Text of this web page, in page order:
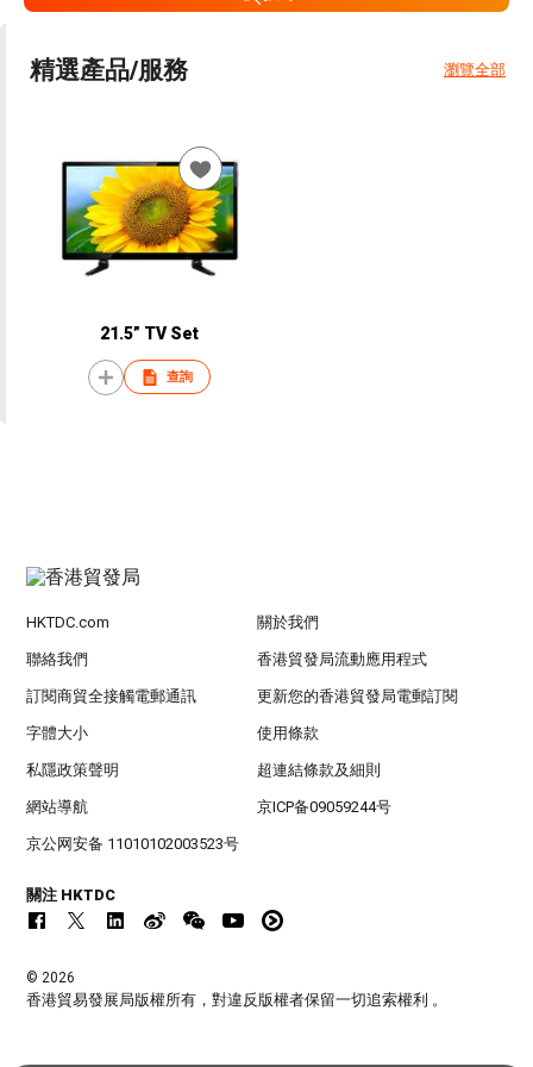
精選產品/服務 瀏覽全部
21.5” TV Set
查詢
HKTDC.com 關於我們
聯絡我們 香港貿發局流動應用程式
訂閱商貿全接觸電郵通訊 更新您的香港貿發局電郵訂閱
字體大小 使用條款
私隱政策聲明 超連結條款及細則
網站導航 京ICP备09059244号
京公网安备 11010102003523号
關注 HKTDC
© 2026
香港貿易發展局版權所有，對違反版權者保留一切追索權利 。